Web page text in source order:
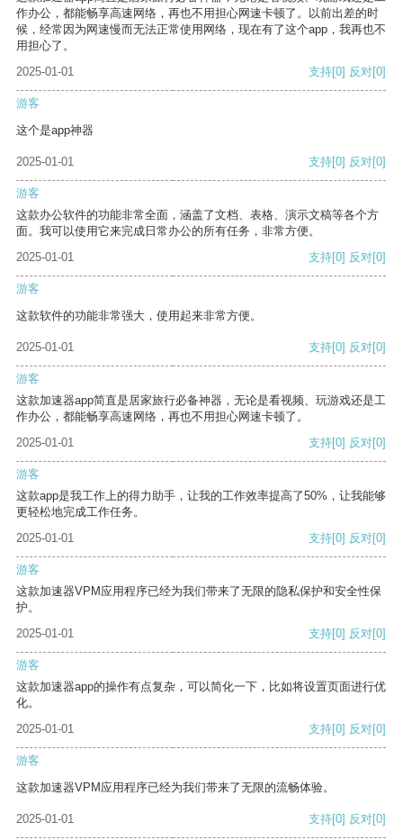
作办公，都能畅享高速网络，再也不用担心网速卡顿了。以前出差的时
候，经常因为网速慢而无法正常使用网络，现在有了这个app，我再也不
用担心了。
2025-01-01
支持[0] 反对[0]
游客
这个是app神器
2025-01-01 支持[0] 反对[0]
游客
这款办公软件的功能非常全面，涵盖了文档、表格、演示文稿等各个方
面。我可以使用它来完成日常办公的所有任务，非常方便。
2025-01-01
支持[0] 反对[0]
游客
这款软件的功能非常强大，使用起来非常方便。
2025-01-01 支持[0] 反对[0]
游客
这款加速器app简直是居家旅行必备神器，无论是看视频、玩游戏还是工
作办公，都能畅享高速网络，再也不用担心网速卡顿了。
2025-01-01
支持[0] 反对[0]
游客
这款app是我工作上的得力助手，让我的工作效率提高了50%，让我能够
更轻松地完成工作任务。
2025-01-01
支持[0] 反对[0]
游客
这款加速器VPM应用程序已经为我们带来了无限的隐私保护和安全性保
护。
2025-01-01
支持[0] 反对[0]
游客
这款加速器app的操作有点复杂，可以简化一下，比如将设置页面进行优
化。
2025-01-01
支持[0] 反对[0]
游客
这款加速器VPM应用程序已经为我们带来了无限的流畅体验。
2025-01-01 支持[0] 反对[0]